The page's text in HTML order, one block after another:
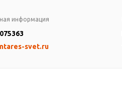
информация
svet.ru